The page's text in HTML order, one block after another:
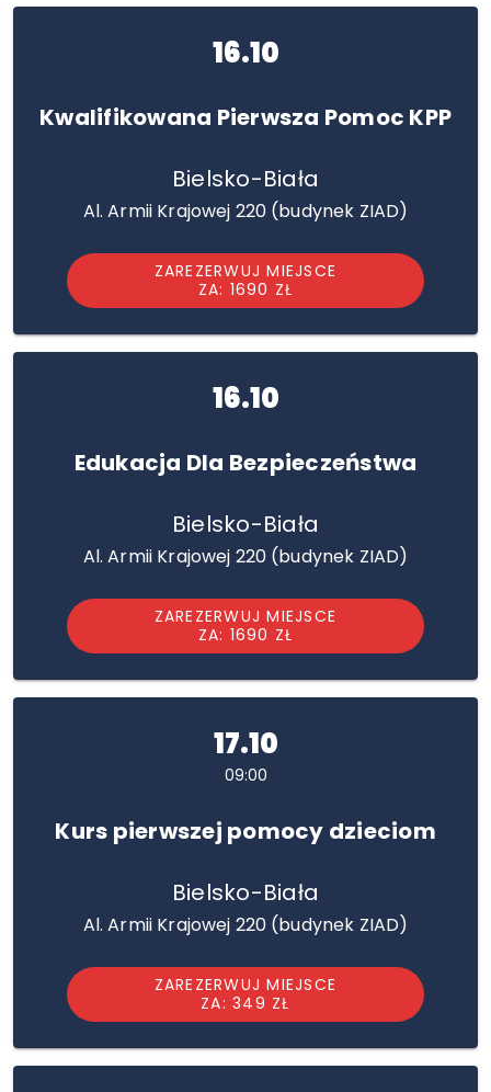
16.10
Kwalifikowana Pierwsza Pomoc KPP
Bielsko-Biała
Al. Armii Krajowej 220 (budynek ZIAD)
ZAREZERWUJ MIEJSCE
ZA: 1690 ZŁ
16.10
Edukacja Dla Bezpieczeństwa
Bielsko-Biała
Al. Armii Krajowej 220 (budynek ZIAD)
ZAREZERWUJ MIEJSCE
ZA: 1690 ZŁ
17.10
09:00
Kurs pierwszej pomocy dzieciom
Bielsko-Biała
Al. Armii Krajowej 220 (budynek ZIAD)
ZAREZERWUJ MIEJSCE
ZA: 349 ZŁ